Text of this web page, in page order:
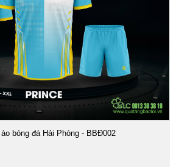
áo bóng đá Hải Phòng - BBĐ002